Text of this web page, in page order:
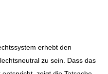
erhebt den
zu sein. Dass das